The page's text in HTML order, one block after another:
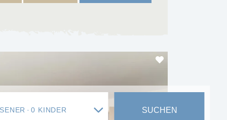
0 KINDER SUCHEN